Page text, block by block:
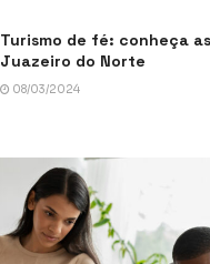
Turismo de fé: conheça
Juazeiro do Norte
08/03/2024